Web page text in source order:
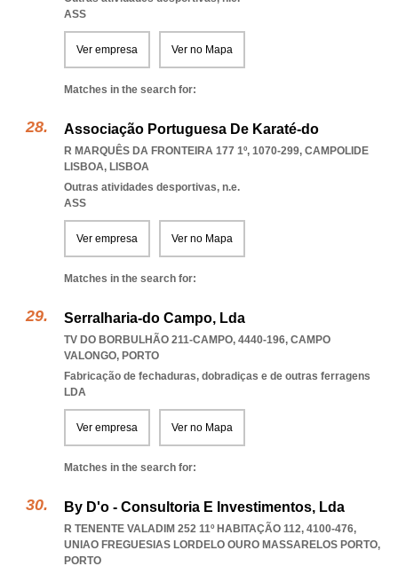
ASS
Ver empresa Ver no Mapa
Matches in the search for:
Associação Portuguesa De Karaté-do
R MARQUÊS DA FRONTEIRA 177 1º, 1070-299, CAMPOLIDE
LISBOA, LISBOA
Outras atividades desportivas, n.e.
ASS
Ver empresa Ver no Mapa
Matches in the search for:
Serralharia-do Campo, Lda
TV DO BORBULHÃO 211-CAMPO, 4440-196, CAMPO
VALONGO, PORTO
Fabricação de fechaduras, dobradiças e de outras ferragens
LDA
Ver empresa Ver no Mapa
Matches in the search for:
By D'o - Consultoria E Investimentos, Lda
R TENENTE VALADIM 252 11º HABITAÇÃO 112, 4100-476,
UNIAO FREGUESIAS LORDELO OURO MASSARELOS PORTO,
PORTO